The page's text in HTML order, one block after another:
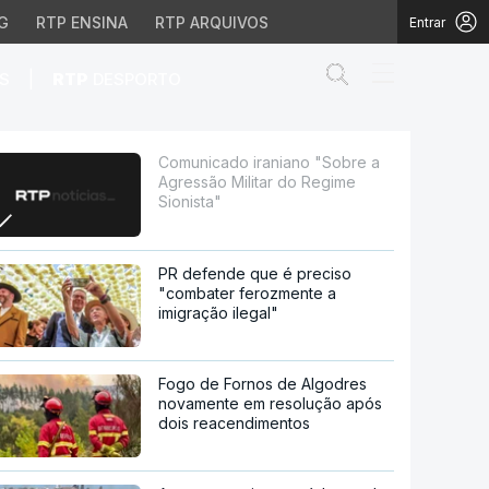
RTP ENSINA RTP ARQUIVOS Entrar
do Regime
Comunicado iraniano "Sobre a
Agressão Militar do Regime
Sionista"
PR defende que é preciso
"combater ferozmente a
imigração ilegal"
Fogo de Fornos de Algodres
novamente em resolução após
dois reacendimentos